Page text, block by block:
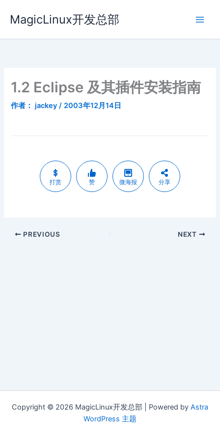
容
MagicLinux开发总部
1.2 Eclipse 及其插件安装指南
作者： jackey/ 2003年12月14日
打赏 赞 微海报 分享
PREVIOUS NEXT
Copyright © 2026 MagicLinux开发总部 | Powered by Astra
WordPress 主题